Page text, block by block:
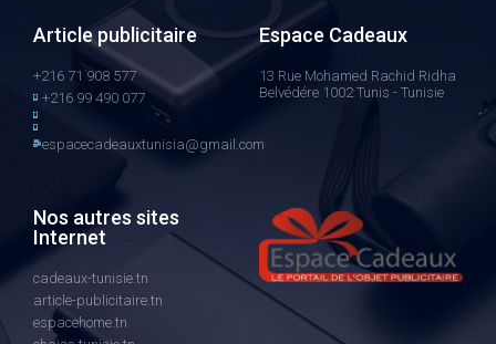
Article publicitaire
+216 71 908 577
+216 99 490 077
espacecadeauxtunisia@gmail.com
Espace Cadeaux
13 Rue Mohamed Rachid Ridha
Belvédére 1002 Tunis - Tunisie
Nos autres sites
Internet
cadeaux-tunisie.tn
article-publicitaire.tn
espacehome.tn